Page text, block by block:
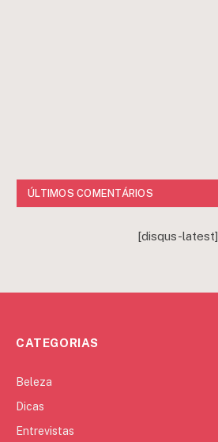
ÚLTIMOS COMENTÁRIOS
[disqus-latest]
CATEGORIAS
Beleza
Dicas
Entrevistas